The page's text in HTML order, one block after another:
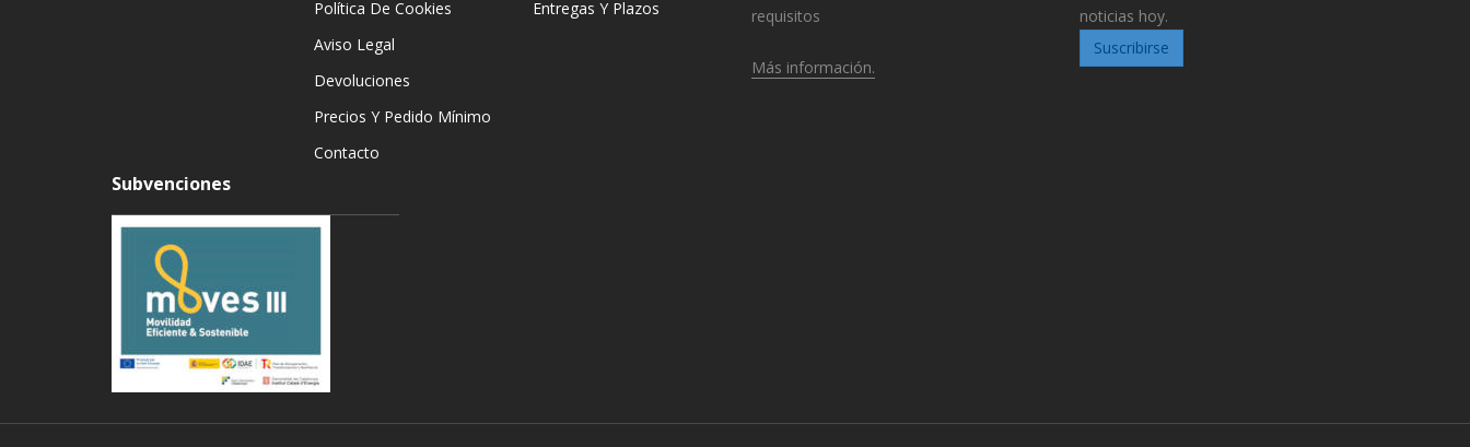
Política De Cookies
Aviso Legal
Devoluciones
Precios Y Pedido Mínimo
Contacto
Entregas Y Plazos
requisitos
Más información.
noticias hoy.
Suscribirse
Subvenciones